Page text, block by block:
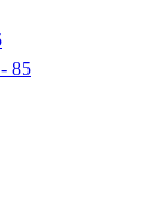
85